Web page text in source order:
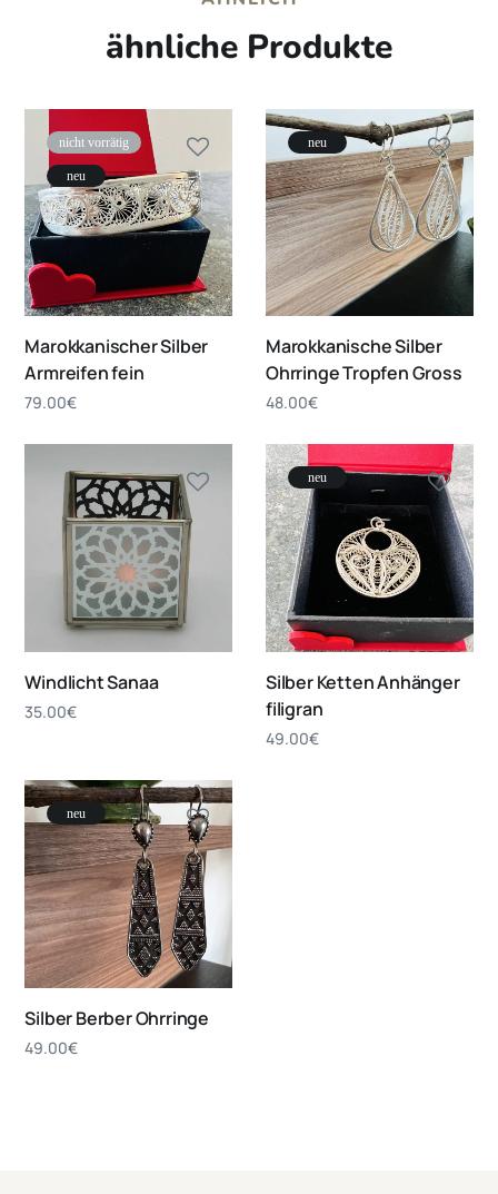
ähnliche Produkte
nicht vorrätig
neu
Marokkanischer Silber
Armreifen fein
79.00€
neu
Marokkanische Silber
Ohrringe Tropfen Gross
48.00€
Windlicht Sanaa
35.00€
neu
Silber Ketten Anhänger
filigran
49.00€
neu
Silber Berber Ohrringe
49.00€